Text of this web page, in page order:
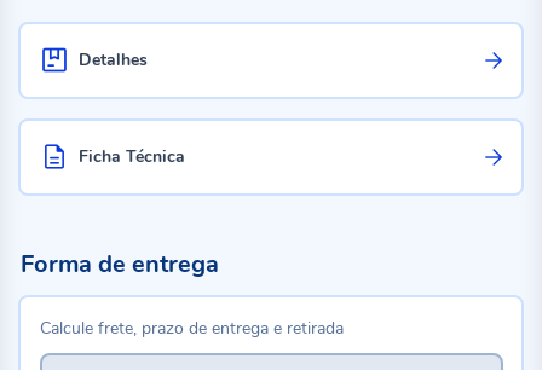
Detalhes
Ficha Técnica
Forma de entrega
Calcule frete, prazo de entrega e retirada